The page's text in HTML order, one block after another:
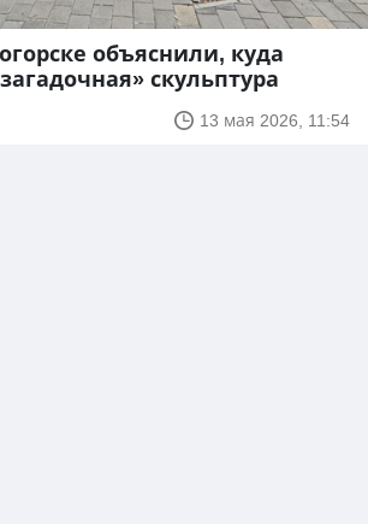
объяснили, куда
скульптура
13 мая 2026, 11:54